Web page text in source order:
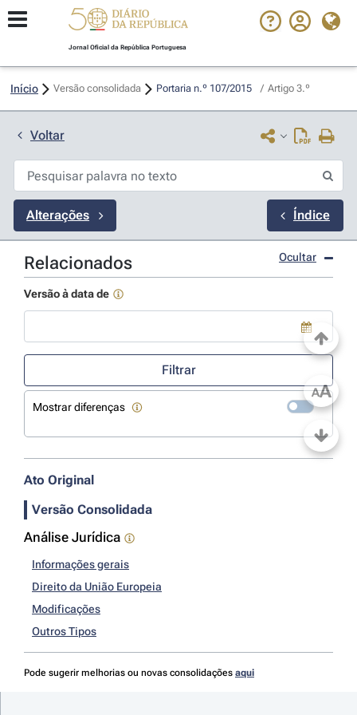
Jornal Oficial da República Portuguesa
Início Versão consolidada Portaria n.º 107/2015 / Artigo 3.º
Voltar
Alterações Índice
Relacionados Ocultar
Versão à data de
Use a tecla de seta para baixo para abrir o calendário; Use as
Filtrar
Mostrar diferenças
Ato Original
Versão Consolidada
Análise Jurídica
Informações gerais
Direito da União Europeia
Modificações
Outros Tipos
Pode sugerir melhorias ou novas consolidações aqui
AA